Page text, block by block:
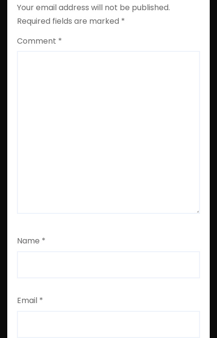
Your email address will not be published.
Required fields are marked *
Comment *
Name *
Email *